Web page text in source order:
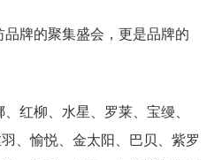
牌的聚集盛会，更是品牌的
红柳、水星、罗莱、宝缦、
、愉悦、金太阳、巴贝、紫罗